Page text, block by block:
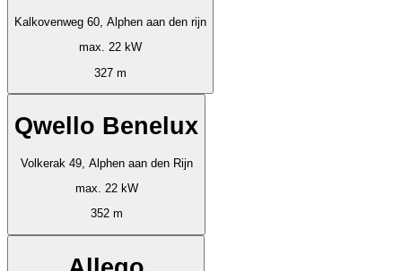
Kalkovenweg 60, Alphen aan den rijn
max. 22 kW
327 m
Qwello Benelux
Volkerak 49, Alphen aan den Rijn
max. 22 kW
352 m